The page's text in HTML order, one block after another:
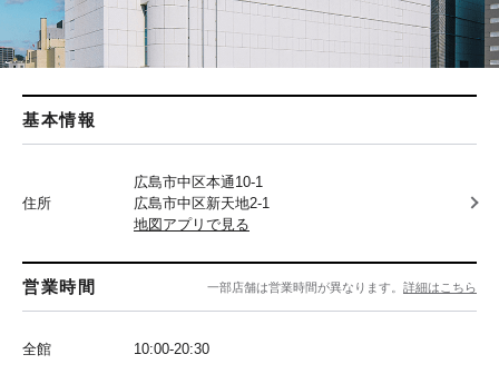
基本情報
住所
広島市中区本通10-1
広島市中区新天地2-1
地図アプリで見る
営業時間 一部店舗は営業時間が異なります。 詳細はこちら
全館 10:00-20:30